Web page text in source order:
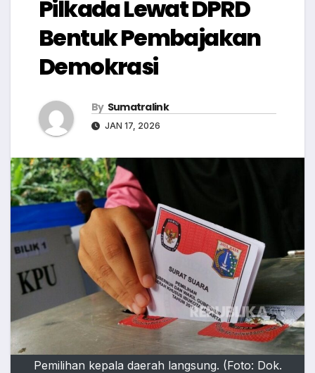
Pilkada Lewat DPRD
Bentuk Pembajakan
Demokrasi
By Sumatralink
JAN 17, 2026
Pemilihan kepala daerah langsung. (Foto: Dok.